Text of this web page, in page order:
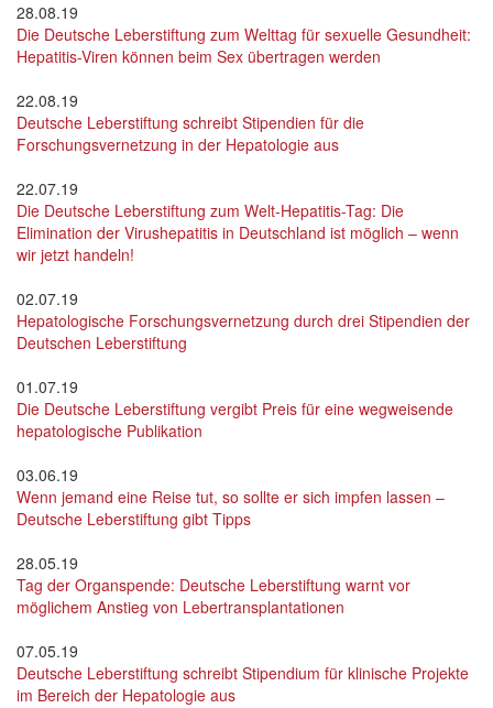
28.08.19
Die Deutsche Leberstiftung zum Welttag für sexuelle Gesundheit:
Hepatitis-Viren können beim Sex übertragen werden
22.08.19
Deutsche Leberstiftung schreibt Stipendien für die
Forschungsvernetzung in der Hepatologie aus
22.07.19
Die Deutsche Leberstiftung zum Welt-Hepatitis-Tag: Die
Elimination der Virushepatitis in Deutschland ist möglich – wenn
wir jetzt handeln!
02.07.19
Hepatologische Forschungsvernetzung durch drei Stipendien der
Deutschen Leberstiftung
01.07.19
Die Deutsche Leberstiftung vergibt Preis für eine wegweisende
hepatologische Publikation
03.06.19
Wenn jemand eine Reise tut, so sollte er sich impfen lassen –
Deutsche Leberstiftung gibt Tipps
28.05.19
Tag der Organspende: Deutsche Leberstiftung warnt vor
möglichem Anstieg von Lebertransplantationen
07.05.19
Deutsche Leberstiftung schreibt Stipendium für klinische Projekte
im Bereich der Hepatologie aus